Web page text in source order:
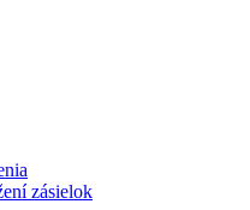
zásielok